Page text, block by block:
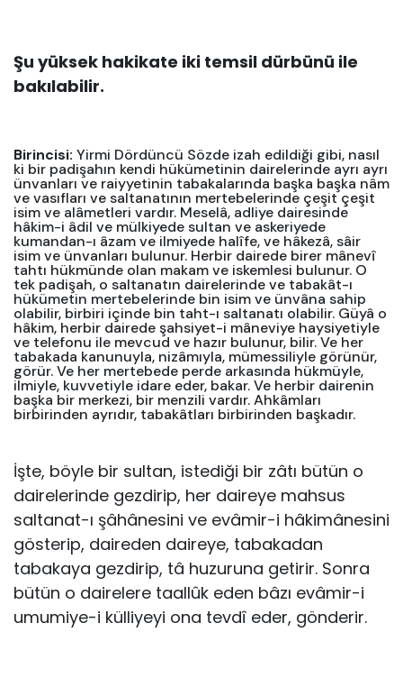
Şu yüksek hakikate iki temsil dürbünü ile
bakılabilir.
Birincisi: Yirmi Dördüncü Sözde izah edildiği gibi, nasıl
ki bir padişahın kendi hükümetinin dairelerinde ayrı ayrı
ünvanları ve raiyyetinin tabakalarında başka başka nâm
ve vasıfları ve saltanatının mertebelerinde çeşit çeşit
isim ve alâmetleri vardır. Meselâ, adliye dairesinde
hâkim-i âdil ve mülkiyede sultan ve askeriyede
kumandan-ı âzam ve ilmiyede halîfe, ve hâkezâ, sâir
isim ve ünvanları bulunur. Herbir dairede birer mânevî
tahtı hükmünde olan makam ve iskemlesi bulunur. O
tek padişah, o saltanatın dairelerinde ve tabakât-ı
hükümetin mertebelerinde bin isim ve ünvâna sahip
olabilir, birbiri içinde bin taht-ı saltanatı olabilir. Güyâ o
hâkim, herbir dairede şahsiyet-i mâneviye haysiyetiyle
ve telefonu ile mevcud ve hazır bulunur, bilir. Ve her
tabakada kanunuyla, nizâmıyla, mümessiliyle görünür,
görür. Ve her mertebede perde arkasında hükmüyle,
ilmiyle, kuvvetiyle idare eder, bakar. Ve herbir dairenin
başka bir merkezi, bir menzili vardır. Ahkâmları
birbirinden ayrıdır, tabakâtları birbirinden başkadır.
İşte, böyle bir sultan, istediği bir zâtı bütün o
dairelerinde gezdirip, her daireye mahsus
saltanat-ı şâhânesini ve evâmir-i hâkimânesini
gösterip, daireden daireye, tabakadan
tabakaya gezdirip, tâ huzuruna getirir. Sonra
bütün o dairelere taallûk eden bâzı evâmir-i
umumiye-i külliyeyi ona tevdî eder, gönderir.